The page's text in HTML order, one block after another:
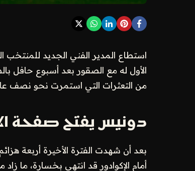
استطاع المدير الفني الجديد
الأول له مع الصقور بعد أسبوع حافل
من التعثرات التي استمرت نحو نصف
دونيس يفتح صفحة
بعد أن شهدت الفترة الأخيرة أربعة
أمام الإكوادور قد انتهى بخسارة، ما زاد